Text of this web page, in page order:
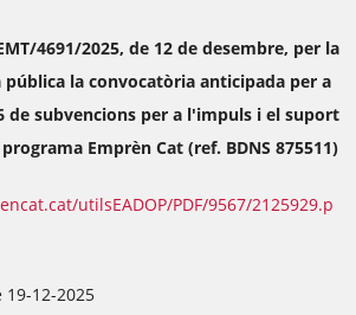
4691/2025, de 12 de desembre, per la
pública la convocatòria anticipada per a
de subvencions per a l'impuls i el suport
Emprèn Cat (ref. BDNS 875511)
utilsEADOP/PDF/9567/2125929.p
19-12-2025